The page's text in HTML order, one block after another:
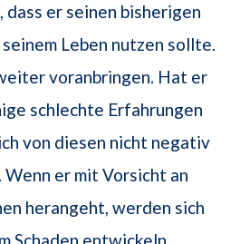
er seinen bisherigen
Leben nutzen sollte.
voranbringen. Hat er
schlechte Erfahrungen
von diesen nicht negativ
er mit Vorsicht an
herangeht, werden sich